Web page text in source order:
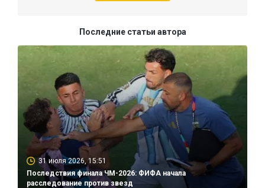
Последние статьи автора
31 июля 2026, 15:51
Последствия финала ЧМ-2026: ФИФА начала
расследование против звезд